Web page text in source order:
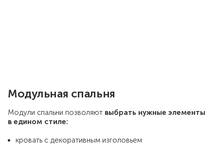
Модульная спальня
Модули спальни позволяют выбрать нужные элементы
в едином стиле:
кровать с декоративным изголовьем